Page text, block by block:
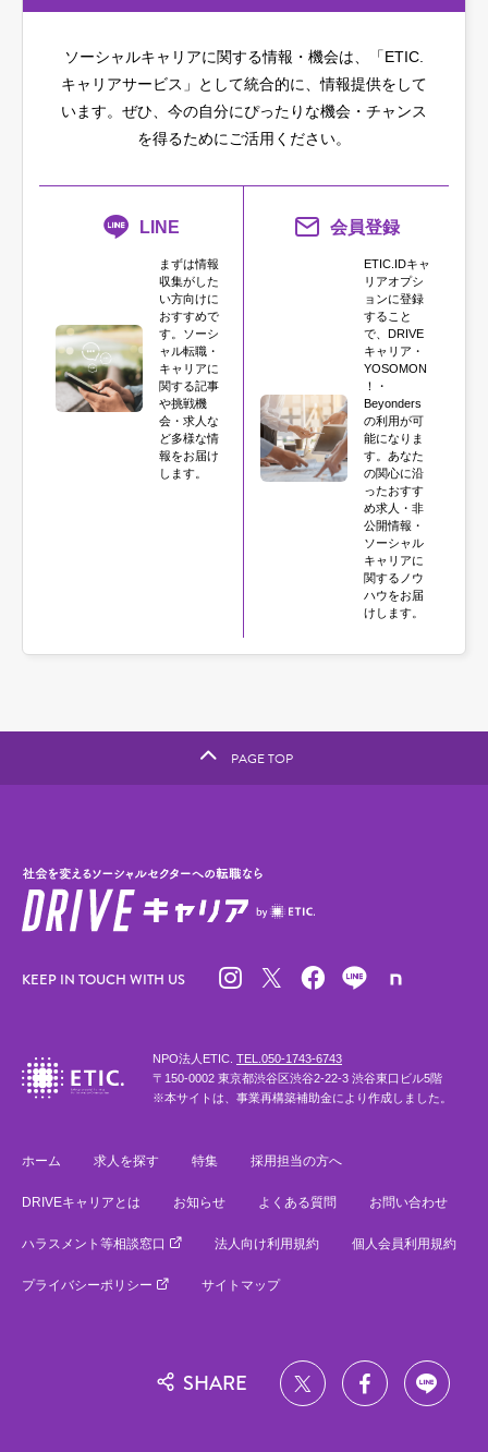
ソーシャルキャリアに関する情報・機会は、「ETIC.
キャリアサービス」として統合的に、情報提供をして
います。 ぜひ、今の自分にぴったりな機会・チャンス
を得るためにご活用ください。
LINE
まずは情報
収集がした
い方向けに
おすすめで
す。ソーシ
ャル転職・
キャリアに
関する記事
や挑戦機
会・求人な
ど多様な情
報をお届け
します。
会員登録
ETIC.IDキャ
リアオプシ
ョンに登録
すること
で、DRIVE
キャリア・
YOSOMON
！・
Beyonders
の利用が可
能になりま
す。あなた
の関心に沿
ったおすす
め求人・非
公開情報・
ソーシャル
キャリアに
関するノウ
ハウをお届
けします。
PAGE TOP
KEEP IN TOUCH WITH US
NPO法人ETIC. TEL.050-1743-6743
〒150-0002 東京都渋谷区渋谷2-22-3 渋谷東口ビル5階
※本サイトは、事業再構築補助金により作成しました。
ホーム 求人を探す 特集 採用担当の方へ
DRIVEキャリアとは お知らせ よくある質問 お問い合わせ
ハラスメント等相談窓口 法人向け利用規約 個人会員利用規約
プライバシーポリシー サイトマップ
SHARE